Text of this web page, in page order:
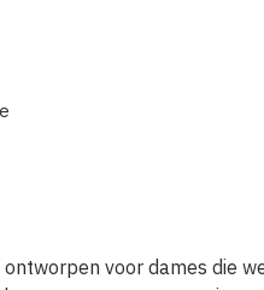
voor dames die